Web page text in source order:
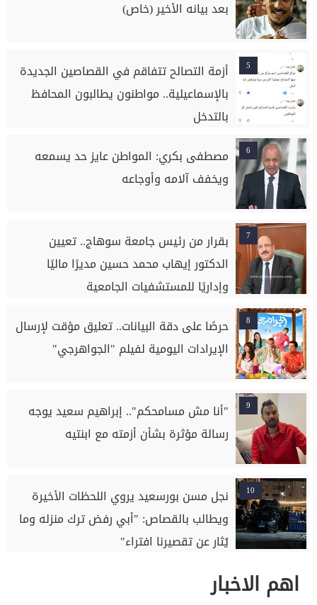
بعد بيانه الأخير (خاص)
5
أزمة التصالح تتفاقم في القصاصين الجديدة
بالإسماعيلية.. مواطنون يطالبون المحافظ
بالتدخل
6
مصطفى بكري: المواطن عايز حد يسمعه
ويخفف آلامه وأوجاعه
7
بقرار من رئيس جامعة سوهاج.. تعيين
الدكتور إيهاب محمد حسين مديرًا ماليًا
وإداريًا للمستشفيات الجامعية
8
حرصًا على دقة البيانات.. تعليق مؤقت لإرسال
الإيرادات اليومية لفيلم "الجواهرجي"
9
"أنا مش مسامحكم".. إبراهيم سعيد يوجه
رسالة مؤثرة بشأن أزمته مع ابنتيه
10
نجل مسن بورسعيد يروي اللحظات الأخيرة
ويطالب بالقصاص: "أبي رفض ترك منزله وما
يُثار عن تقصيرنا افتراء"
اهم الاخبار